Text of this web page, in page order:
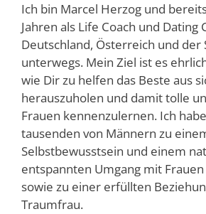
Ich bin Marcel Herzog und
Jahren als Life Coach und Dating
Deutschland, Österreich und der
unterwegs. Mein Ziel ist es
wie Dir zu helfen das Beste aus
herauszuholen und damit tolle
Frauen kennenzulernen. Ich
tausenden von Männern zu
Selbstbewusstsein und einem
entspannten Umgang mit
sowie zu einer erfüllten
Traumfrau.